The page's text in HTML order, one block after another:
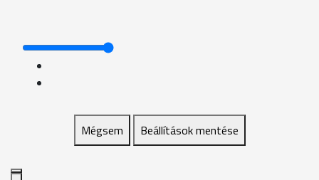
Mégsem Beállítások mentése